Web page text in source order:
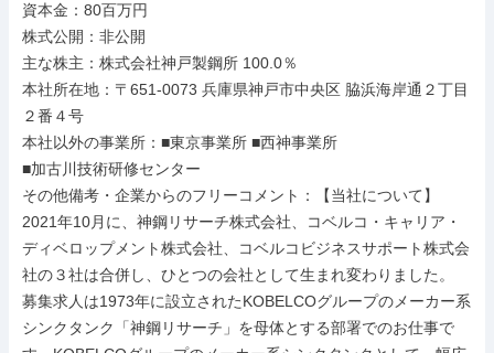
資本金：80百万円
株式公開：非公開
主な株主：株式会社神戸製鋼所 100.0％
本社所在地：〒651-0073 兵庫県神戸市中央区 脇浜海岸通２丁目
２番４号
本社以外の事業所：■東京事業所 ■西神事業所
■加古川技術研修センター
その他備考・企業からのフリーコメント：【当社について】
2021年10月に、神鋼リサーチ株式会社、コベルコ・キャリア・
ディベロップメント株式会社、コベルコビジネスサポート株式会
社の３社は合併し、ひとつの会社として生まれ変わりました。
募集求人は1973年に設立されたKOBELCOグループのメーカー系
シンクタンク「神鋼リサーチ」を母体とする部署でのお仕事で